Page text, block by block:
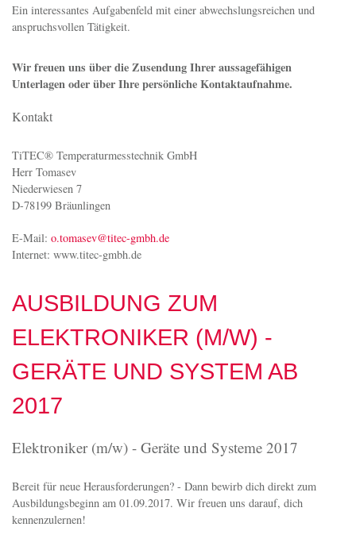
Lötkenntnisse
Gute Deutschkenntnisse in Wort und Schrift.
Unser Angebot
anspruchsvollen Tätigkeit.
Wir freuen uns über die Zusendung Ihrer aussagefähigen
Unterlagen oder über Ihre persönliche Kontaktaufnahme.
Kontakt
Herr Tomasev
Niederwiesen 7
D-78199 Bräunlingen
E-Mail:o.tomasev@titec-gmbh.de
Internet: www.titec-gmbh.de
ELEKTRONIKER (M/W) -
GERÄTE UND SYSTEM AB
2017